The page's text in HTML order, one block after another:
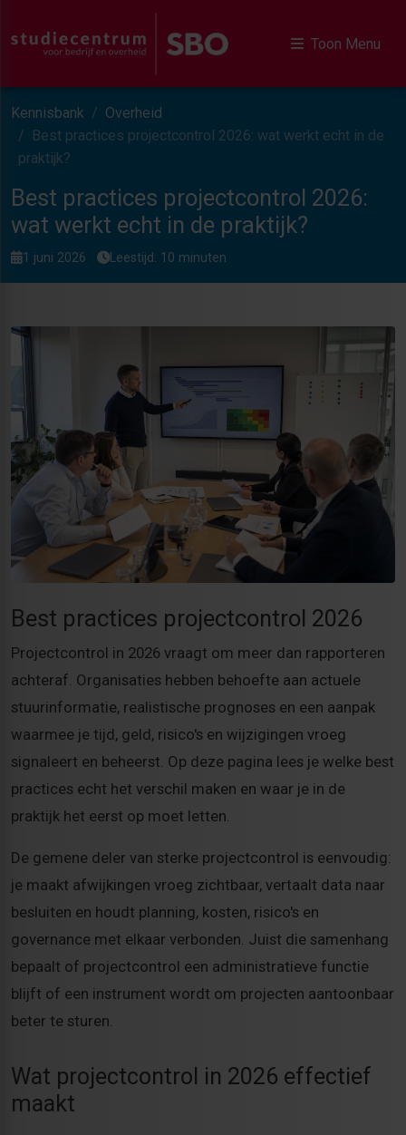
Toon Menu
Kennisbank
Overheid
Best practices projectcontrol 2026: wat werkt echt in de
praktijk?
Best practices projectcontrol 2026:
wat werkt echt in de praktijk?
1 juni 2026 Leestijd: 10 minuten
Best practices projectcontrol 2026
Projectcontrol in 2026 vraagt om meer dan rapporteren
achteraf. Organisaties hebben behoefte aan actuele
stuurinformatie, realistische prognoses en een aanpak
waarmee je tijd, geld, risico's en wijzigingen vroeg
signaleert en beheerst. Op deze pagina lees je welke best
practices echt het verschil maken en waar je in de
praktijk het eerst op moet letten.
De gemene deler van sterke projectcontrol is eenvoudig:
je maakt afwijkingen vroeg zichtbaar, vertaalt data naar
besluiten en houdt planning, kosten, risico's en
governance met elkaar verbonden. Juist die samenhang
bepaalt of projectcontrol een administratieve functie
blijft of een instrument wordt om projecten aantoonbaar
beter te sturen.
Wat projectcontrol in 2026 effectief
maakt